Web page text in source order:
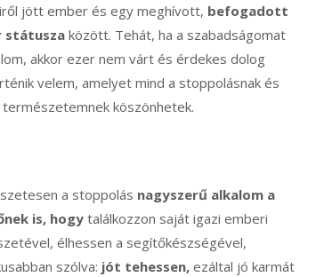
jött ember és egy meghívott, befogadott
státusza között. Tehát, ha a szabadságomat
akkor ezer nem várt és érdekes dolog
velem, amelyet mind a stoppolásnak és
köszönhetek.
a stoppolás nagyszerű alkalom a
is, hogytalálkozzon saját igazi emberi
élhessen a segítőkészségével,
szólva: jót tehessen, ezáltal jó karmát